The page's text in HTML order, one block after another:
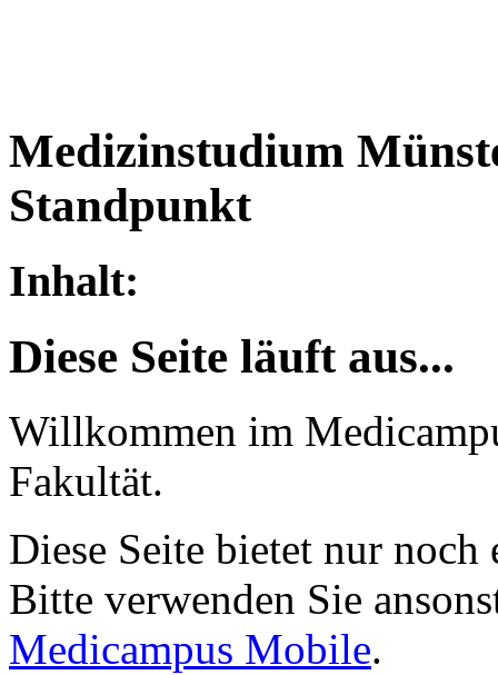
Medizinstudium
Standpunkt
Inhalt:
Diese Seite läuft aus...
Willkommen im
Fakultät.
Diese Seite bietet nur
Bitte verwenden Sie
Medicampus Mobile.